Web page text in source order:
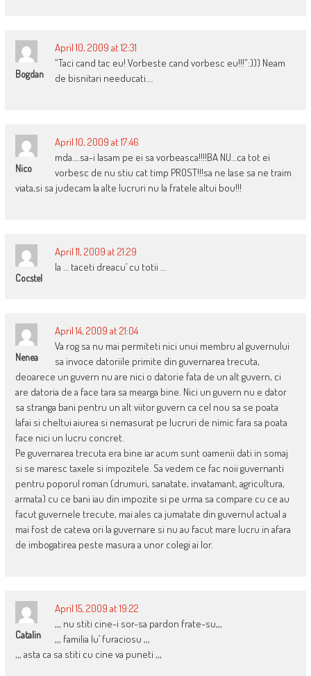
Bogdan
April 10, 2009 at 12:31
“Taci cand tac eu! Vorbeste cand vorbesc eu!!!”:))) Neam
de bisnitari needucati….
Nico
April 10, 2009 at 17:46
mda….sa-i lasam pe ei sa vorbeasca!!!!BA NU…ca tot ei
vorbesc de nu stiu cat timp PROST!!!sa ne lase sa ne traim
viata,si sa judecam la alte lucruri nu la fratele altui bou!!!
Cocstel
April 11, 2009 at 21:29
Ia … taceti dreacu’ cu totii …
Nenea
April 14, 2009 at 21:04
Va rog sa nu mai permiteti nici unui membru al guvernului
sa invoce datoriile primite din guvernarea trecuta,
deoarece un guvern nu are nici o datorie fata de un alt guvern, ci
are datoria de a face tara sa mearga bine. Nici un guvern nu e dator
sa stranga bani pentru un alt viitor guvern ca cel nou sa se poata
lafai si cheltui aiurea si nemasurat pe lucruri de nimic fara sa poata
face nici un lucru concret.
Pe guvernarea trecuta era bine iar acum sunt oamenii dati in somaj
si se maresc taxele si impozitele. Sa vedem ce fac noii guvernanti
pentru poporul roman (drumuri, sanatate, invatamant, agricultura,
armata) cu ce bani iau din impozite si pe urma sa compare cu ce au
facut guvernele trecute, mai ales ca jumatate din guvernul actual a
mai fost de cateva ori la guvernare si nu au facut mare lucru in afara
de imbogatirea peste masura a unor colegi ai lor.
Catalin
April 15, 2009 at 19:22
,,, nu stiti cine-i sor-sa pardon frate-su,,,
,,, familia lu’ furaciosu ,,,
,,, asta ca sa stiti cu cine va puneti ,,,